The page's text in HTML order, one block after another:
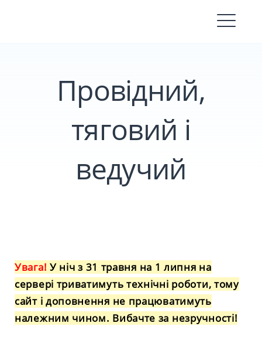
Провідний,
тяговий і
ведучий
Увага! У ніч з 31 травня на 1 липня на
сервері триватимуть технічні роботи, тому
сайт і доповнення не працюватимуть
належним чином. Вибачте за незручності!